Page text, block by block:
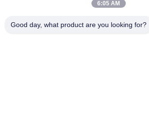
Промышленный прочный стеклянный
6:05 AM
Good day, what product are you looking for?